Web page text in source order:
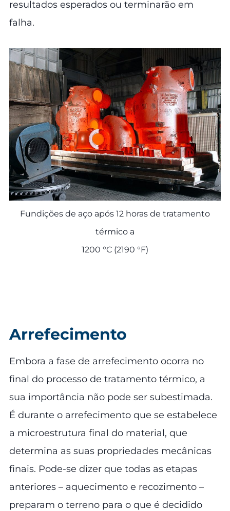
resultados esperados ou terminarão em
falha.
Fundições de aço após 12 horas de tratamento
térmico a
1200 °C (2190 °F)
Arrefecimento
Embora a fase de arrefecimento ocorra no
final do processo de tratamento térmico, a
sua importância não pode ser subestimada.
É durante o arrefecimento que se estabelece
a microestrutura final do material, que
determina as suas propriedades mecânicas
finais. Pode-se dizer que todas as etapas
anteriores – aquecimento e recozimento –
preparam o terreno para o que é decidido